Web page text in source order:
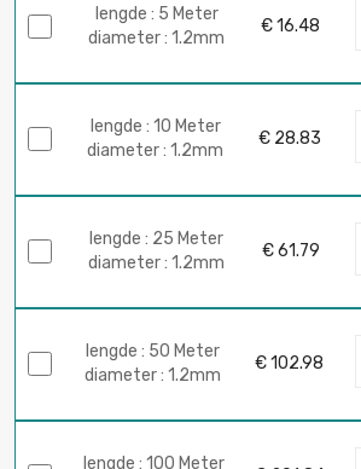
lengde : 5 Meter
diameter : 1.2mm
€ 16.48
lengde : 10 Meter
diameter : 1.2mm
€ 28.83
lengde : 25 Meter
diameter : 1.2mm
€ 61.79
lengde : 50 Meter
diameter : 1.2mm
€ 102.98
lengde : 100 Meter